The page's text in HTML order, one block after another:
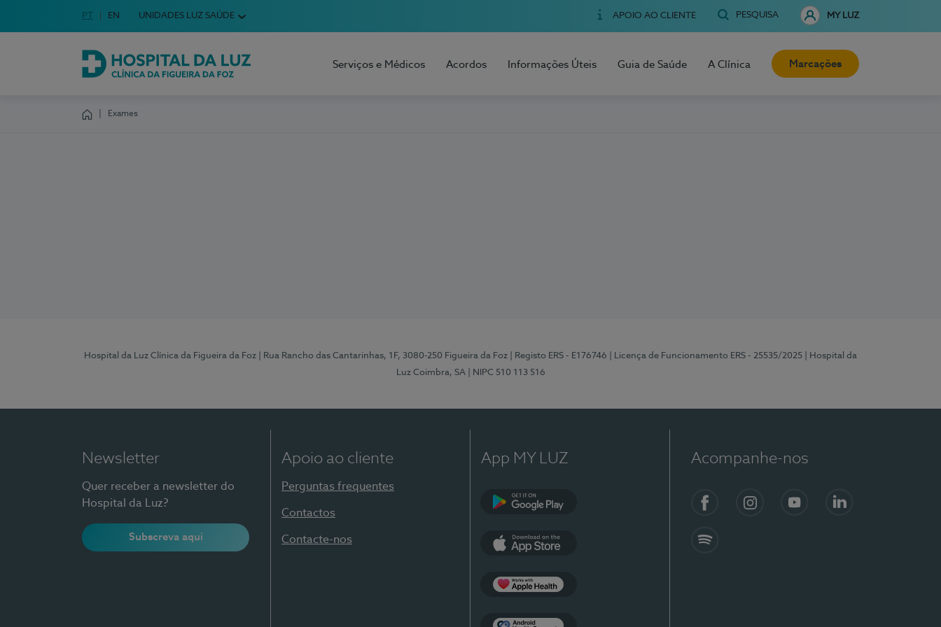
Escolha o seu idioma
Idioma em Português
PT English Language
EN UNIDADES LUZ SAÚDE APOIO AO CLIENTE PESQUISA MY LUZ
Hospital da Luz Clínica da Figueira da Foz
Serviços e Médicos Acordos Informações Úteis Guia de Saúde A Clínica Marcações
Exames
Hospital da Luz Clínica da Figueira da Foz | Rua Rancho das Cantarinhas, 1F, 3080-250 Figueira da Foz | Registo ERS - E176746 | Licença de Funcionamento ERS - 25535/2025
| Hospital da
Luz Coimbra, SA
| NIPC 510 113 516
Newsletter
Quer receber a newsletter do
Hospital da Luz?
Subscreva aqui
Apoio ao cliente
Perguntas frequentes
Contactos
Contacte-nos
App MY LUZ Acompanhe-nos